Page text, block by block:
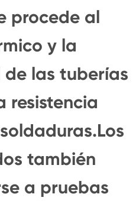
procede al
y la
las tuberías
resistencia
también
a pruebas